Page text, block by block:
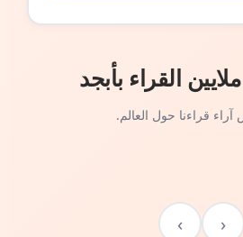
القراء بأبجد
قراءنا حول العالم.
‹
›